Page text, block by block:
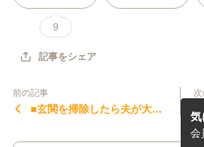
9
記事をシェア
前の記事
■玄関を掃除したら夫が大喜
のエネルギーアップ
●
気
会